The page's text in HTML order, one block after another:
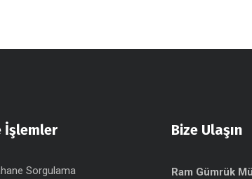
İşlemler
Sorgulama
Bize Ulaşın
Ram Gümrük